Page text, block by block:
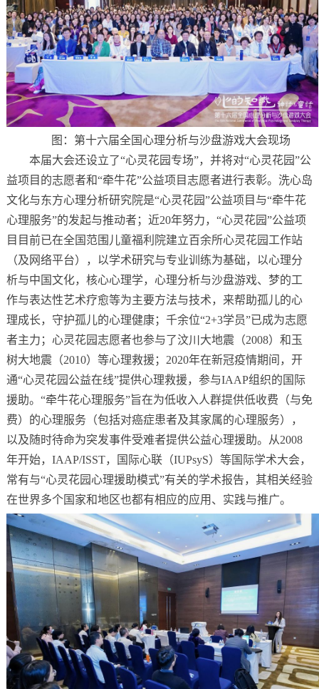
图：第十六届全国 心理分析与沙盘游戏大会现场
本届大会还设立了“心灵花园专场”，并将对“心灵花园”公
益项目的志愿者和“牵牛花”公益项目志愿者进行表彰。洗心岛
文化与东方心理分析研究院是“心灵花园”公益项目与“牵牛花
心理服务”的发起与推动者；近20年努力，“心灵花园”公益项
目目前已在全国范围儿童福利院建立百余所心灵花园工作站
（及网络平台），以学术研究与专业训练为基础，以心理分
析与中国文化，核心心理学，心理分析与沙盘游戏、梦的工
作与表达性艺术疗愈等为主要方法与技术，来帮助孤儿的心
理成长，守护孤儿的心理健康；千余位“2+3学员”已成为志愿
者主力；心灵花园志愿者也参与了汶川大地震（2008）和玉
树大地震（2010）等心理救援；2020年在新冠疫情期间，开
通“心灵花园公益在线”提供心理救援，参与IAAP组织的国际
援助。“牵牛花心理服务”旨在为低收入人群提供低收费（与免
费）的心理服务（包括对癌症患者及其家属的心理服务），
以及随时待命为突发事件受难者提供公益心理援助。从2008
年开始，IAAP/ISST，国际心联（IUPsyS）等国际学术大会，
常有与“心灵花园心理援助模式”有关的学术报告，其相关经验
在世界多个国家和地区也都有相应的应用、实践与推广。